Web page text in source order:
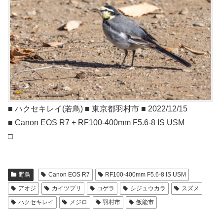
■ ハクセキレイ(若鳥) ■ 東京都羽村市 ■ 2022/12/15
■ Canon EOS R7 + RF100-400mm F5.6-8 IS USM
□
野鳥 Canon EOS R7
RF100-400mm F5.6-8 IS USM
アオジ
カイツブリ コゲラ シジュウカラ
スズメ
ハクセキレイ
メジロ 羽村市 飯能市